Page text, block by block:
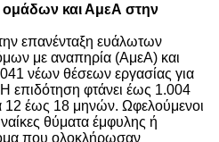
και ΑμεΑ στην
επανένταξη ευάλωτων
με αναπηρία (ΑμεΑ) και
νέων θέσεων εργασίας για
επιδότηση φτάνει έως 1.004
12 έως 18 μηνών. Ωφελούμενοι
θύματα έμφυλης ή
που ολοκλήρωσαν